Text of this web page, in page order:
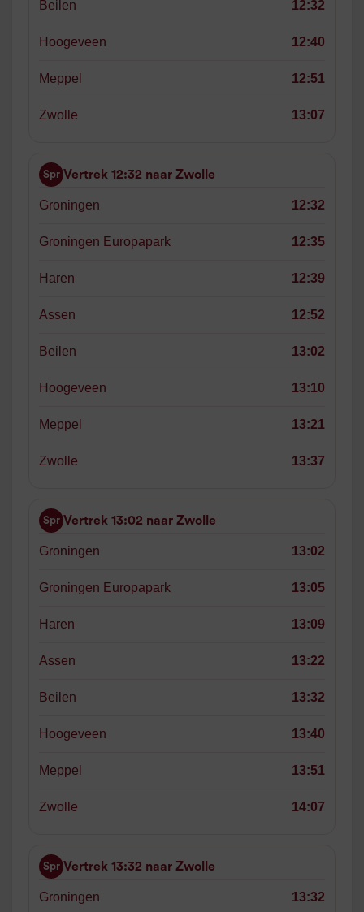
Beilen 12:32
Hoogeveen 12:40
Meppel 12:51
Zwolle 13:07
Spr Vertrek 12:32 naar Zwolle
Groningen 12:32
Groningen Europapark 12:35
Haren 12:39
Assen 12:52
Beilen 13:02
Hoogeveen 13:10
Meppel 13:21
Zwolle 13:37
Spr Vertrek 13:02 naar Zwolle
Groningen 13:02
Groningen Europapark 13:05
Haren 13:09
Assen 13:22
Beilen 13:32
Hoogeveen 13:40
Meppel 13:51
Zwolle 14:07
Spr Vertrek 13:32 naar Zwolle
Groningen 13:32